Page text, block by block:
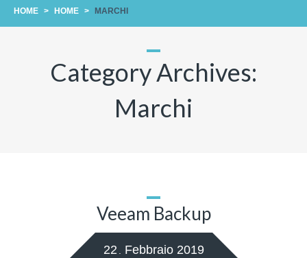
HOME > HOME > MARCHI
Category Archives:
Marchi
Veeam Backup
22 Febbraio 2019